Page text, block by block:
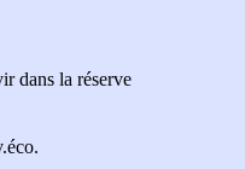
dans la réserve